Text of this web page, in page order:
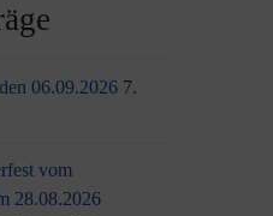
06.09.2026 7.
vom
28.08.2026